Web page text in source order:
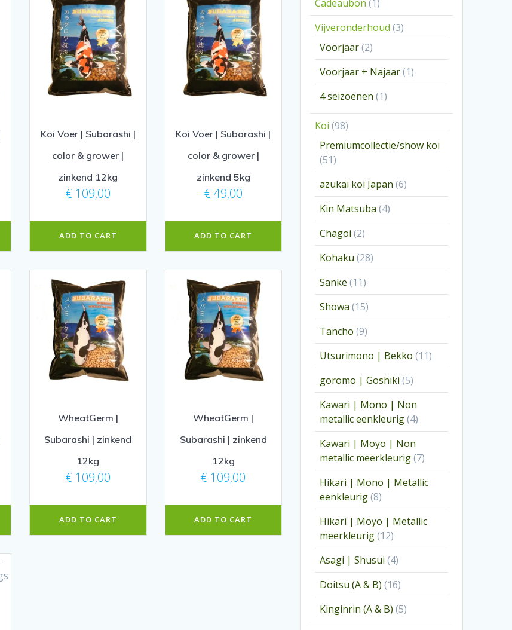
Koi Voer | Subarashi |
color & grower |
zinkend 12kg
€ 109,00
ADD TO CART
Koi Voer | Subarashi |
color & grower |
zinkend 5kg
€ 49,00
ADD TO CART
WheatGerm |
Subarashi | zinkend
12kg
€ 109,00
ADD TO CART
WheatGerm |
Subarashi | zinkend
12kg
€ 109,00
ADD TO CART
Cadeaubon 1
product
Vijveronderhoud 33
Voorjaar 22
producten
Voorjaar + Najaar 11
product
4 seizoenen 11
product
Koi 9898
producten
Premiumcollectie/show koi
5151
producten
azukai koi Japan 66
producten
Kin Matsuba 44
producten
Chagoi 22
producten
Kohaku 2828
producten
Sanke 1111
producten
Showa 1515
producten
Tancho 99
producten
Utsurimono | Bekko 1111
producten
goromo | Goshiki 55
producten
Kawari | Mono | Non
metallic eenkleurig 44
producten
Kawari | Moyo | Non
metallic meerkleurig 77
producten
Hikari | Mono | Metallic
eenkleurig 88
producten
Hikari | Moyo | Metallic
meerkleurig 1212
producten
Asagi | Shusui 44
producten
Doitsu (A & B) 1616
producten
Kinginrin (A & B) 55
producten